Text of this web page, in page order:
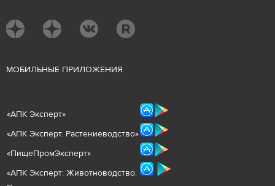
МОБИЛЬНЫЕ ПРИЛОЖЕНИЯ
«АПК Эксперт»
«АПК Эксперт. Растениеводство»
«ПищеПромЭксперт»
«АПК Эксперт: Животноводство.